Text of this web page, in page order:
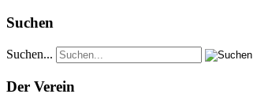
Suchen
Suchen...
Der Verein